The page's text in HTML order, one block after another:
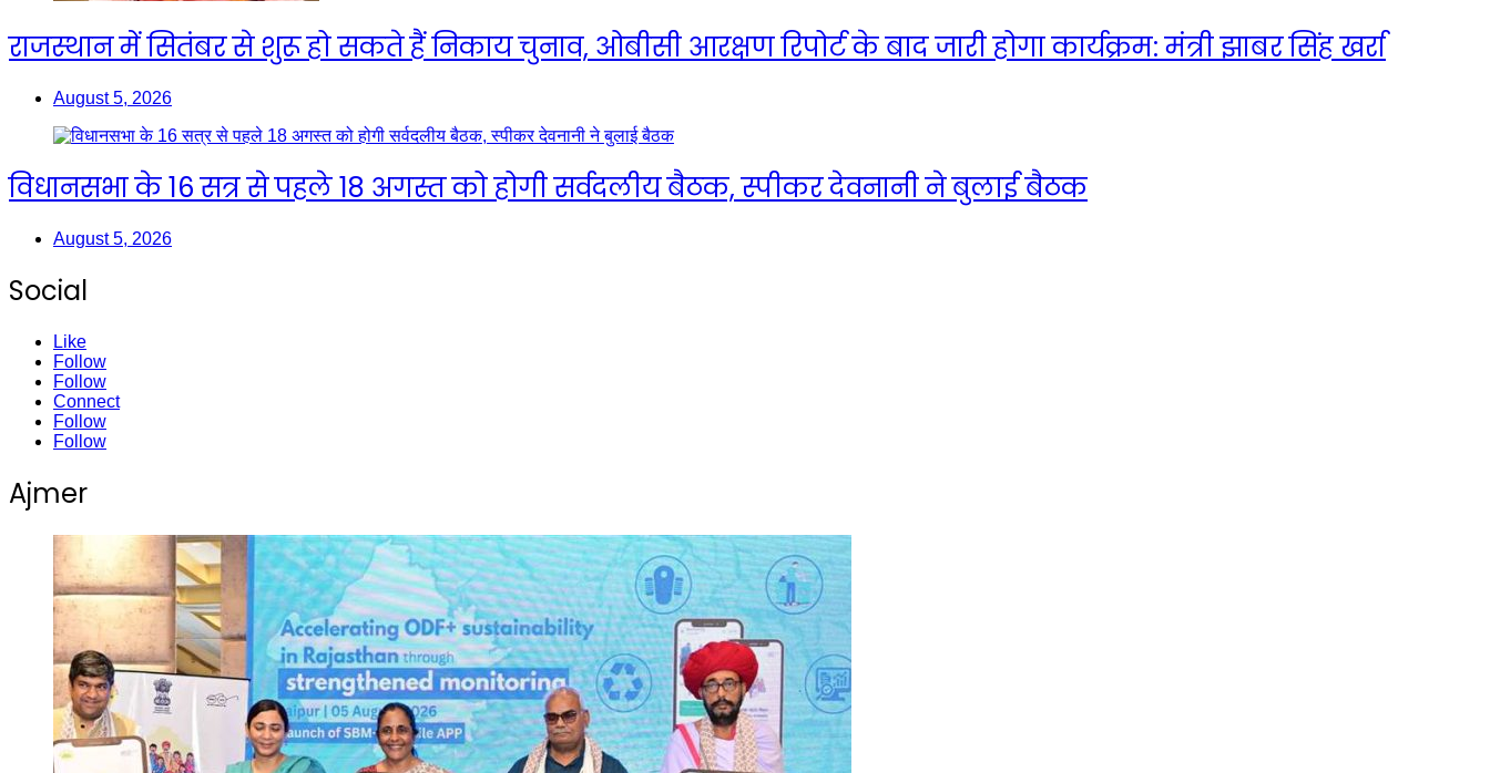
राजस्थान में सितंबर से शुरू हो सकते हैं निकाय चुनाव, ओबीसी आरक्षण रिपोर्ट के बाद जारी होगा कार्यक्रम: मंत्री झाबर सिंह खर्रा
August 5, 2026
विधानसभा के 16 सत्र से पहले 18 अगस्त को होगी सर्वदलीय बैठक, स्पीकर देवनानी ने बुलाई बैठक
August 5, 2026
Social
Like
Follow
Follow
Connect
Follow
Follow
Ajmer